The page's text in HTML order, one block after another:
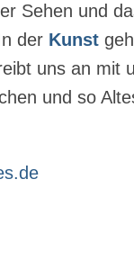
Sehen und
der Kunst
uns an mit
und so